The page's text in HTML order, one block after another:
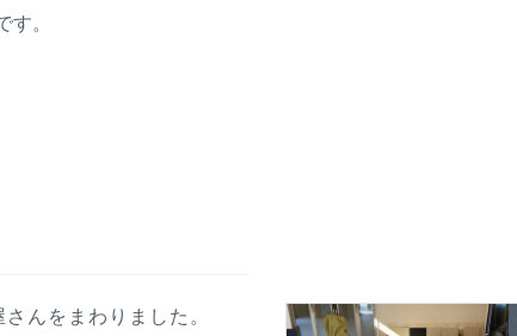
。
んをまわりました。